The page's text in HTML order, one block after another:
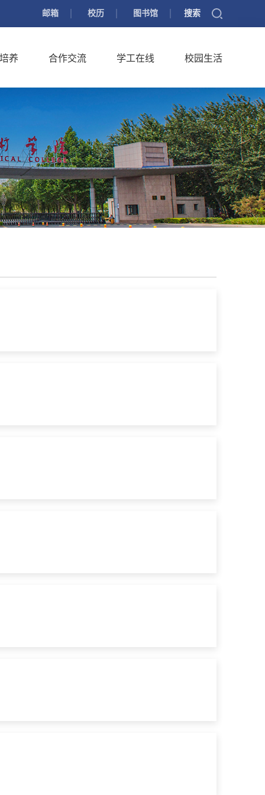
搜索
邮箱 校历 图书馆
养 合作交流 学工在线 校园生活